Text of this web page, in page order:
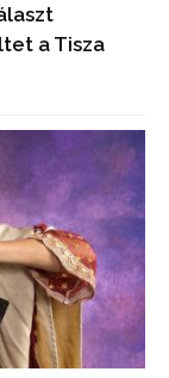
a Tisza